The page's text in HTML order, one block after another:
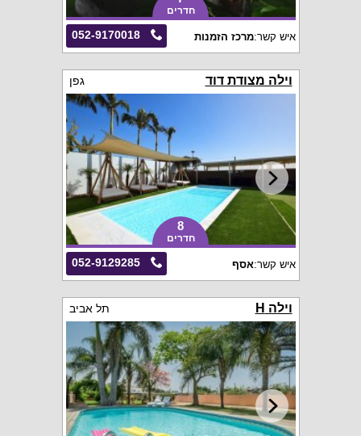
חדרים
052-9170018 איש קשר:מרכז הזמנות
וילה מצודת דוד גפן
8
חדרים
052-9129285 איש קשר:אסף
וילה H תל אביב